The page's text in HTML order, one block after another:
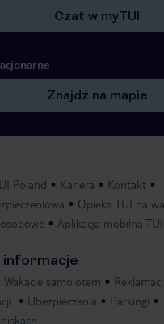
Czat w myTUI
Znajdź na mapie
Poland Kariera
Kontakt
Opieka TUI na
Aplikacja mobilna TUI
informacje
Wakacje samolotem
Ubezpieczenia
Parkingi